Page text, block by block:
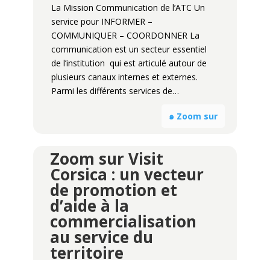
La Mission Communication de l’ATC Un
service pour INFORMER –
COMMUNIQUER – COORDONNER La
communication est un secteur essentiel
de l’institution qui est articulé autour de
plusieurs canaux internes et externes.
Parmi les différents services de…
๑ Zoom sur
Zoom sur Visit
Corsica : un vecteur
de promotion et
d’aide à la
commercialisation
au service du
territoire